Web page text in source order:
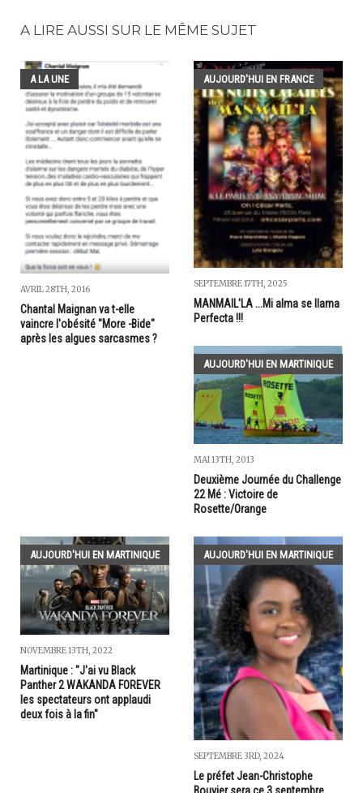
A LIRE AUSSI SUR LE MÊME SUJET
A LA UNE
AVRIL 28TH, 2016
Chantal Maignan va t-elle
vaincre l'obésité "More -Bide"
après les algues sarcasmes ?
AUJOURD'HUI EN FRANCE
SEPTEMBRE 17TH, 2025
MANMAIL'LA ...Mi alma se llama
Perfecta !!!
AUJOURD'HUI EN MARTINIQUE
MAI 13TH, 2013
Deuxième Journée du Challenge
22 Mé : Victoire de
Rosette/Orange
AUJOURD'HUI EN MARTINIQUE
NOVEMBRE 13TH, 2022
Martinique : "J'ai vu Black
Panther 2 WAKANDA FOREVER
les spectateurs ont applaudi
deux fois à la fin"
AUJOURD'HUI EN MARTINIQUE
SEPTEMBRE 3RD, 2024
Le préfet Jean-Christophe
Bouvier sera ce 3 septembre